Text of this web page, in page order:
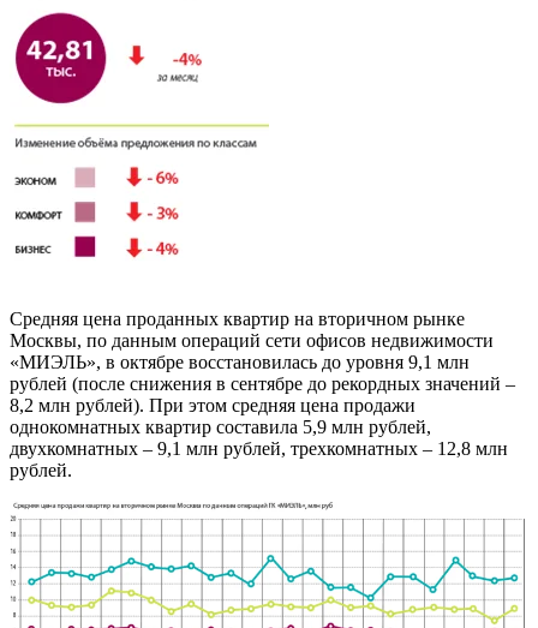
Средняя цена проданных квартир на вторичном рынке
Москвы, по данным операций сети офисов недвижимости
«МИЭЛЬ», в октябре восстановилась до уровня 9,1 млн
рублей (после снижения в сентябре до рекордных значений –
8,2 млн рублей). При этом средняя цена продажи
однокомнатных квартир составила 5,9 млн рублей,
двухкомнатных – 9,1 млн рублей, трехкомнатных – 12,8 млн
рублей.